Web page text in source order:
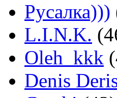
Русалка)))
L.I.N.K.
Oleh_kkk
Denis